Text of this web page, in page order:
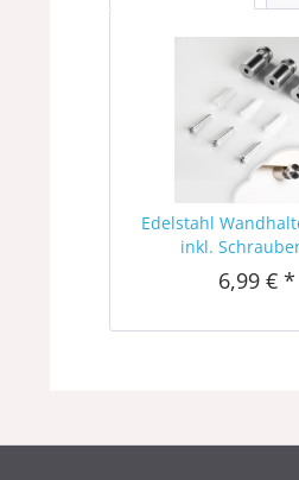
Edelstahl
inkl.
6,99 € *